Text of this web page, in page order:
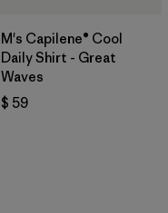
M's Capilene® Cool
Daily Shirt - Great
Waves
$ 59